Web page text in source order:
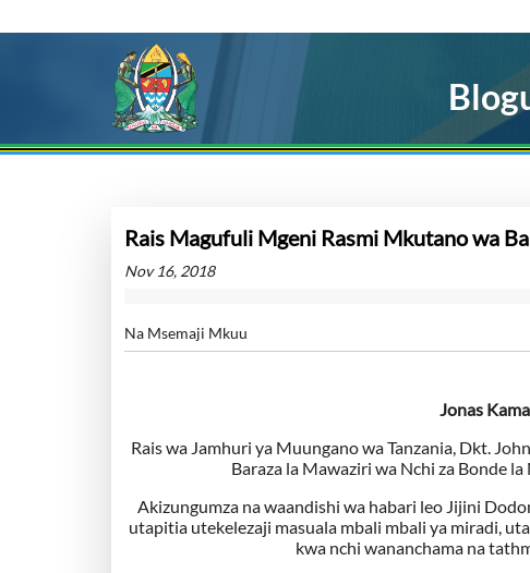
Rais Magufuli Mgeni Rasmi Mkutano wa
Nov 16, 2018
Na Msemaji Mkuu
Jonas
Rais wa Jamhuri ya Muungano wa Tanzania, Dkt.
Baraza la Mawaziri wa Nchi za Bonde
Akizungumza na waandishi wa habari leo Jijini
utapitia utekelezaji masuala mbali mbali ya miradi,
kwa nchi wananchama na